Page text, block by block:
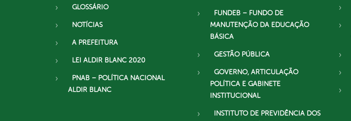
GLOSSÁRIO
NOTÍCIAS
A PREFEITURA
LEI ALDIR BLANC 2020
PNAB – POLÍTICA NACIONAL
ALDIR BLANC
FUNDEB – FUNDO DE
MANUTENÇÃO DA EDUCAÇÃO
BÁSICA
GESTÃO PÚBLICA
GOVERNO, ARTICULAÇÃO
POLÍTICA E GABINETE
INSTITUCIONAL
INSTITUTO DE PREVIDÊNCIA DOS